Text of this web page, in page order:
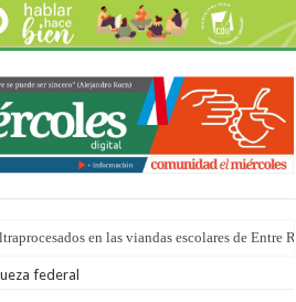
de los Macanos”
federal